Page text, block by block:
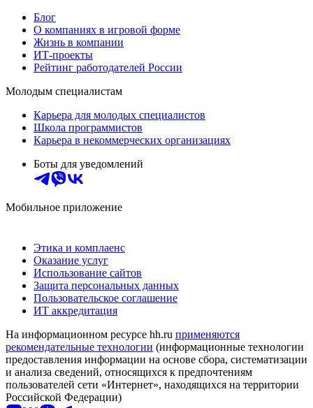
Блог
О компаниях в игровой форме
Жизнь в компании
ИТ-проекты
Рейтинг работодателей России
Молодым специалистам
Карьера для молодых специалистов
Школа программистов
Карьера в некоммерческих организациях
Боты для уведомлений
Мобильное приложение
Этика и комплаенс
Оказание услуг
Использование сайтов
Защита персональных данных
Пользовательское соглашение
ИТ аккредитация
На информационном ресурсе hh.ru применяются
рекомендательные технологии (информационные технологии
предоставления информации на основе сбора, систематизации
и анализа сведений, относящихся к предпочтениям
пользователей сети «Интернет», находящихся на территории
Российской Федерации)